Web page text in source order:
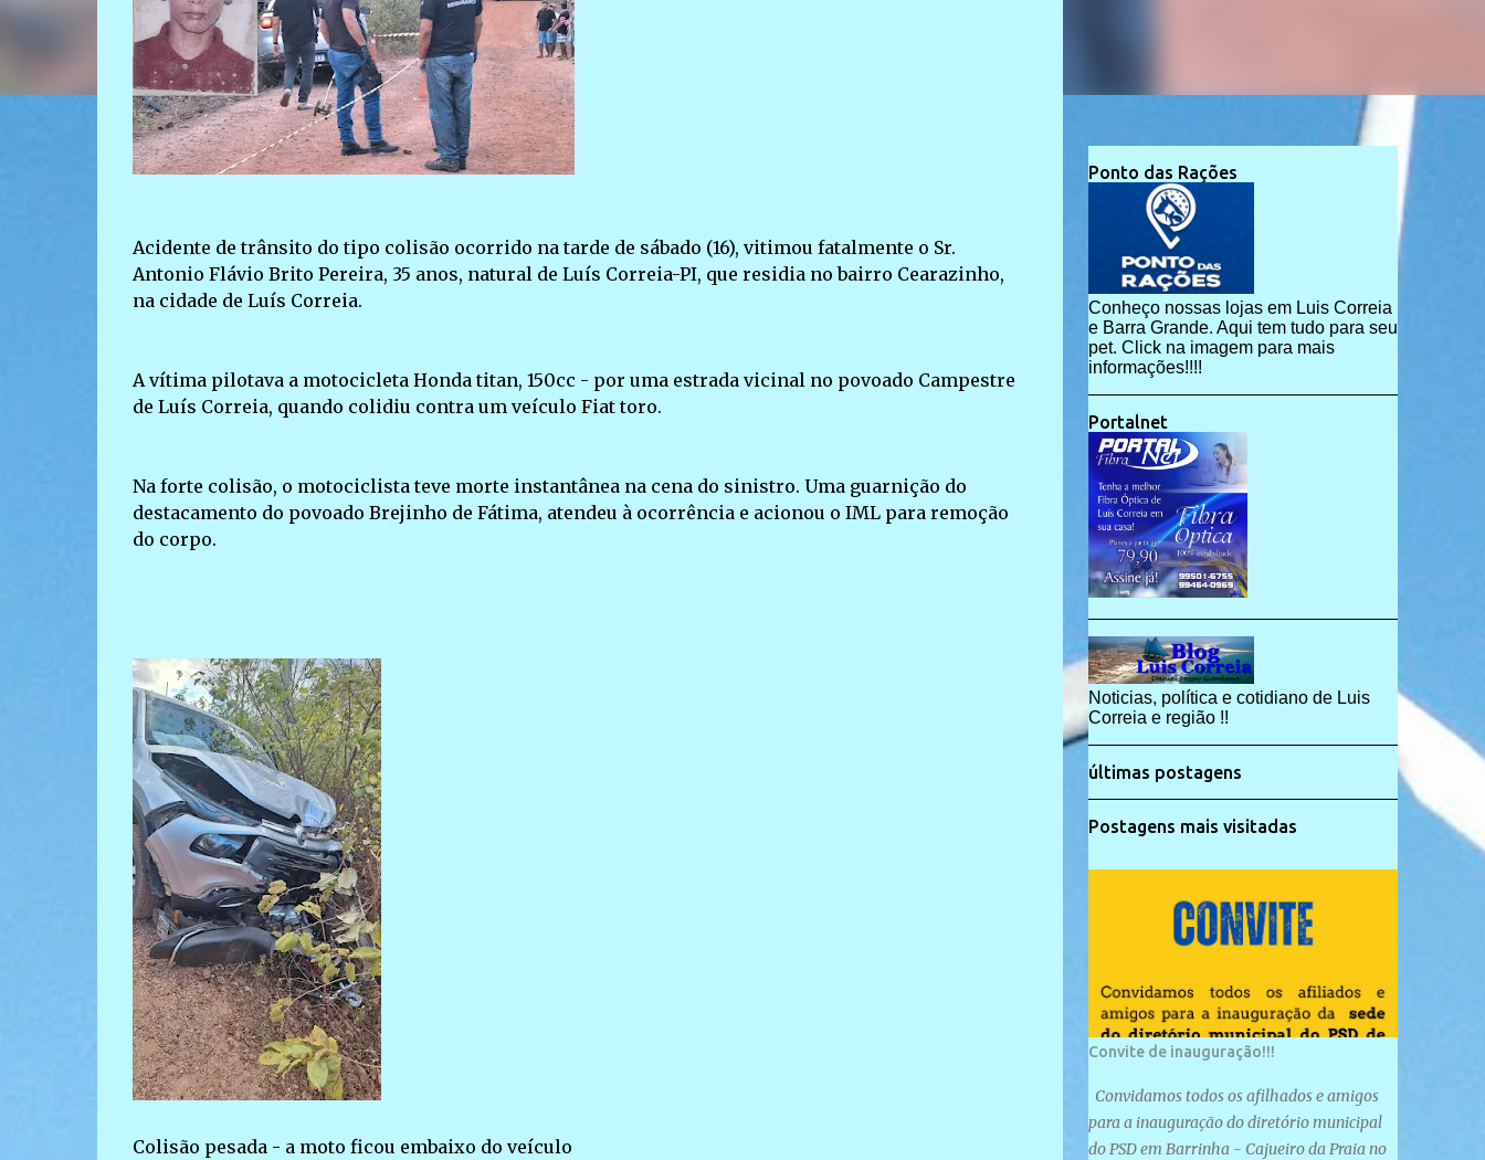
Acidente de trânsito do tipo colisão ocorrido na tarde de sábado (16), vitimou fatalmente o Sr.
Antonio Flávio Brito Pereira, 35 anos, natural de Luís Correia-PI, que residia no bairro Cearazinho,
na cidade de Luís Correia.
A vítima pilotava a motocicleta Honda titan, 150cc - por uma estrada vicinal no povoado Campestre
de Luís Correia, quando colidiu contra um veículo Fiat toro.
Na forte colisão, o motociclista teve morte instantânea na cena do sinistro. Uma guarnição do
destacamento do povoado Brejinho de Fátima, atendeu à ocorrência e acionou o IML para remoção
do corpo.
Colisão pesada - a moto ficou embaixo do veículo
Ponto das Rações
Conheço nossas lojas em Luis Correia
e Barra Grande. Aqui tem tudo para seu
pet. Click na imagem para mais
informações!!!!
Portalnet
Noticias, política e cotidiano de Luis
Correia e região !!
últimas postagens
Postagens mais visitadas
Convite de inauguração!!!
Convidamos todos os afilhados e amigos
para a inauguração do diretório municipal
do PSD em Barrinha - Cajueiro da Praia no